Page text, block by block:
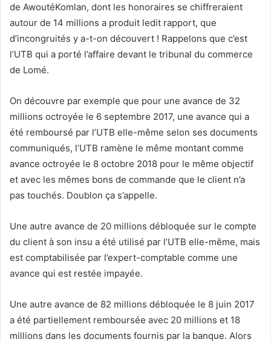
de AwoutéKomlan, dont les honoraires se chiffreraient
autour de 14 millions a produit ledit rapport, que
d’incongruités y a-t-on découvert ! Rappelons que c’est
l’UTB qui a porté l’affaire devant le tribunal du commerce
de Lomé.
On découvre par exemple que pour une avance de 32
millions octroyée le 6 septembre 2017, une avance qui a
été remboursé par l’UTB elle-même selon ses documents
communiqués, l’UTB ramène le même montant comme
avance octroyée le 8 octobre 2018 pour le même objectif
et avec les mêmes bons de commande que le client n’a
pas touchés. Doublon ça s’appelle.
Une autre avance de 20 millions débloquée sur le compte
du client à son insu a été utilisé par l’UTB elle-même, mais
est comptabilisée par l’expert-comptable comme une
avance qui est restée impayée.
Une autre avance de 82 millions débloquée le 8 juin 2017
a été partiellement remboursée avec 20 millions et 18
millions dans les documents fournis par la banque. Alors